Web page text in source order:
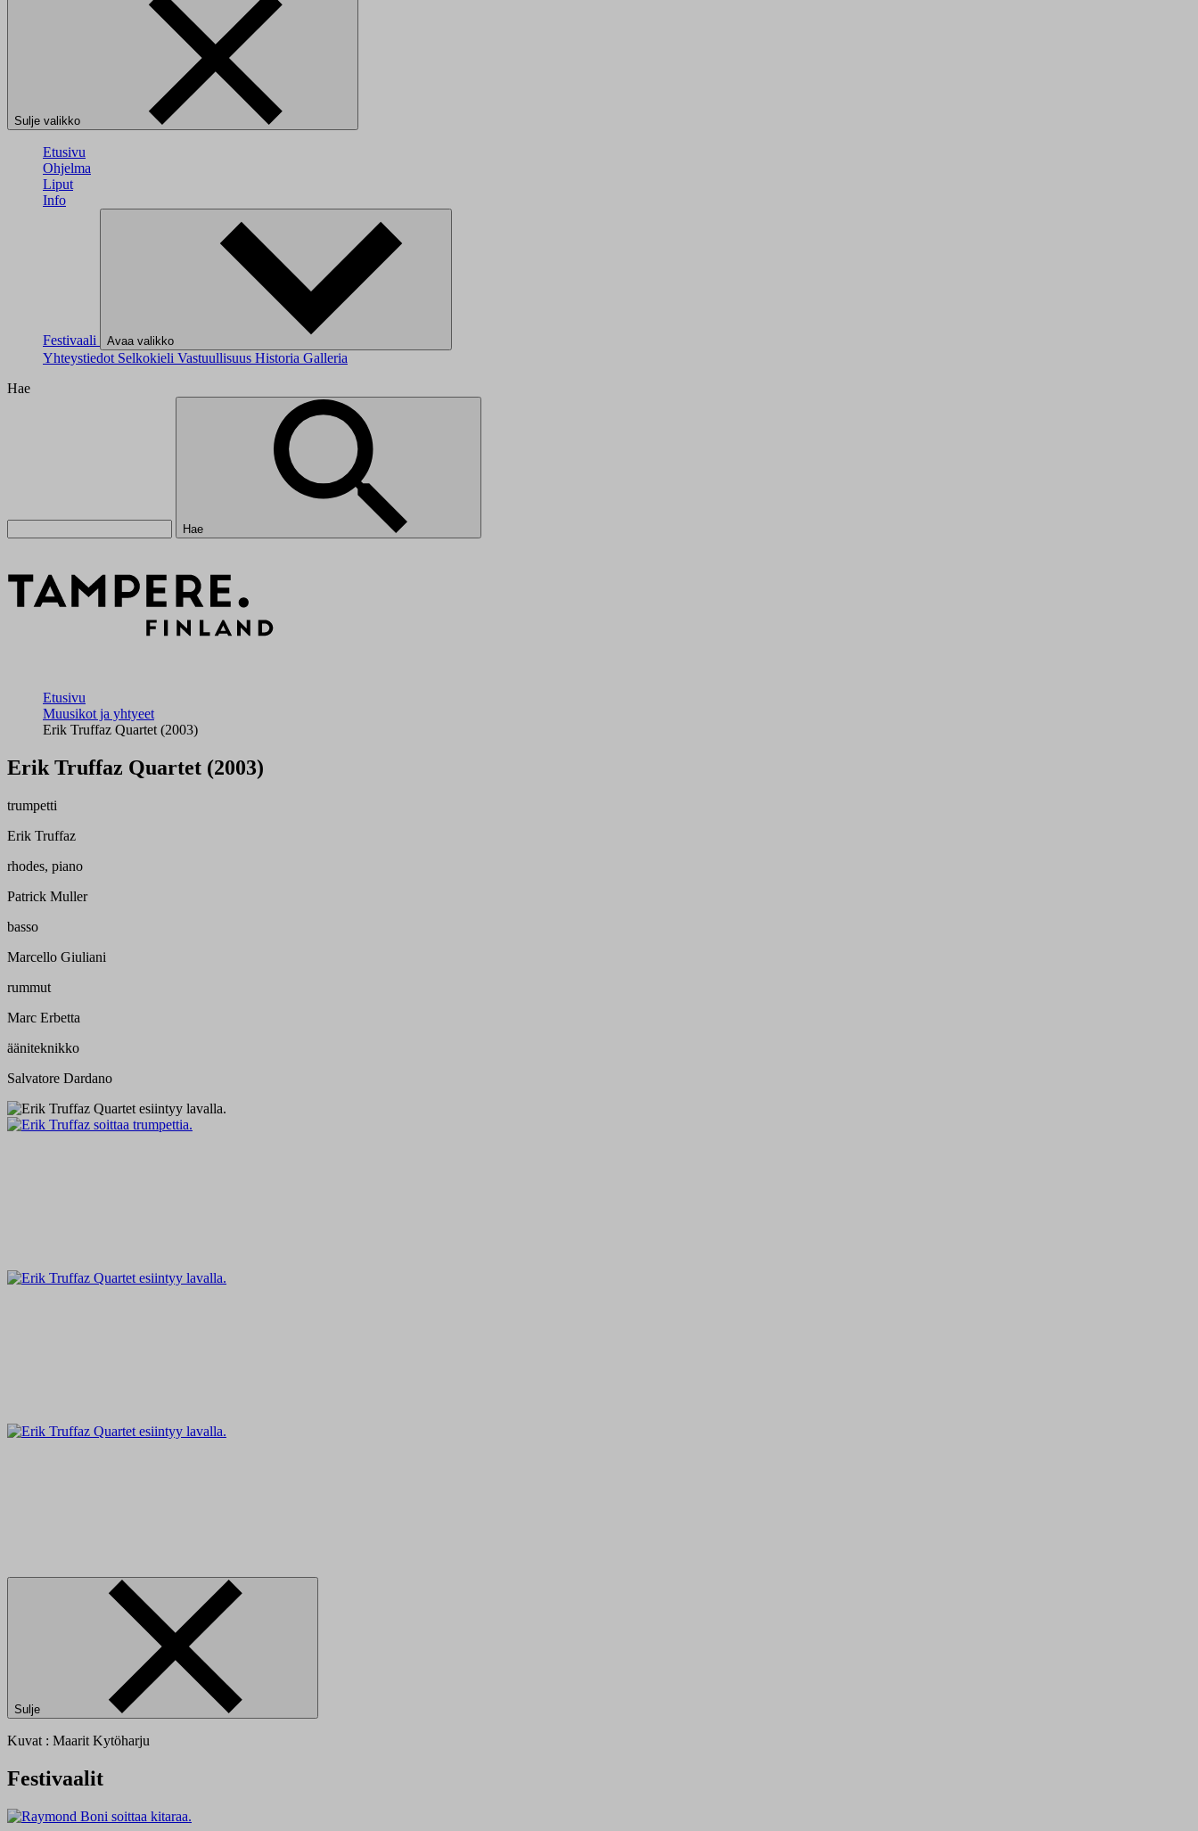
Sulje valikko
Etusivu
Ohjelma
Liput
Info
Festivaali Avaa valikko
Yhteystiedot Selkokieli Vastuullisuus Historia Galleria
Hae
Hae
Etusivu
Muusikot ja yhtyeet
Erik Truffaz Quartet (2003)
Erik Truffaz Quartet (2003)
trumpetti
Erik Truffaz
rhodes, piano
Patrick Muller
basso
Marcello Giuliani
rummut
Marc Erbetta
ääniteknikko
Salvatore Dardano
Sulje
Kuvat : Maarit Kytöharju
Festivaalit